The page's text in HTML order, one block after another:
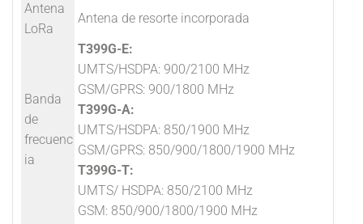
Antena
LoRa
Antena de resorte incorporada
Banda
de
frecuenc
ia
T399G-E:
UMTS/HSDPA: 900/2100 MHz
GSM/GPRS: 900/1800 MHz
T399G-A:
UMTS/HSDPA: 850/1900 MHz
GSM/GPRS: 850/900/1800/1900 MHz
T399G-T:
UMTS/ HSDPA: 850/2100 MHz
GSM: 850/900/1800/1900 MHz